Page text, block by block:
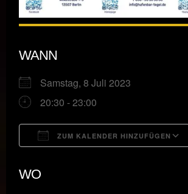
WANN
Samstag, 8 Juli 2023
20:30 - 23:00
ZUM KALENDER HINZUFÜGEN
WO